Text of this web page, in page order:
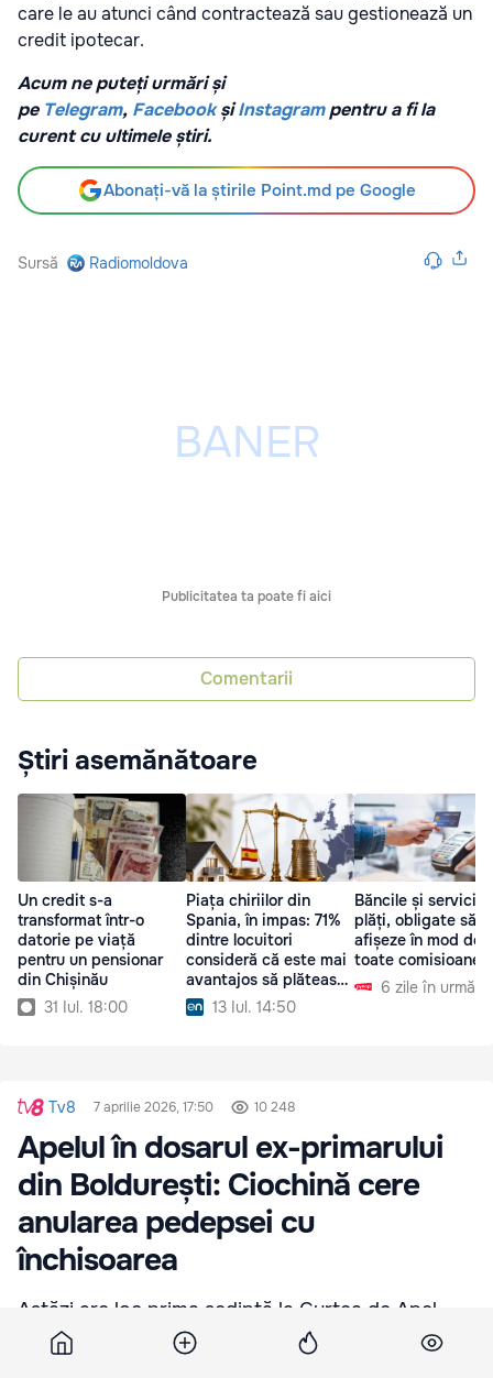
care le au atunci când contractează sau gestionează un
credit ipotecar.
Acum ne puteți urmări și
pe Telegram, Facebook șiInstagrampentru a fi la
curent cu ultimele știri.
Abonați-vă la știrile Point.md pe Google
Sursă Radiomoldova
Publicitatea ta poate fi aici
Comentarii
Știri asemănătoare
Un credit s-a
transformat într-o
datorie pe viață
pentru un pensionar
din Chișinău
31 Iul. 18:00
Piața chiriilor din
Spania, în impas: 71%
dintre locuitori
consideră că este mai
avantajos să plătească
ipotecă13 Iul. 14:50
Băncile și
plăți, obligate să
afișeze în mod
toate comisioanele
6 zile în urmă
Tv8 7 aprilie 2026, 17:50 10 248
Apelul în dosarul ex-primarului
din Boldurești: Ciochină cere
anularea pedepsei cu
închisoarea
Astăzi are loc prima ședință la Curtea de Apel
Centru, după ce Nicanor Ciochină, condamnat la
7 ani de închisoare în cazul copilului lovit mortal